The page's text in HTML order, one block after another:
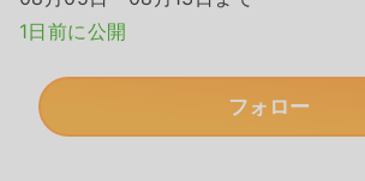
1日前に公開
フォロー